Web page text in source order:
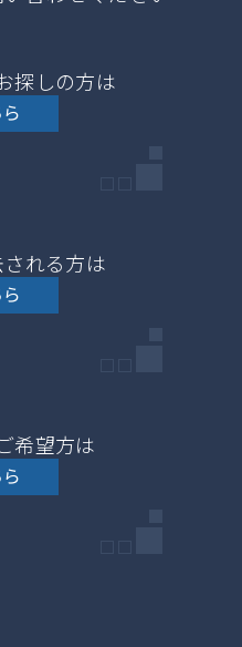
探しの方は
れる方は
希望方は